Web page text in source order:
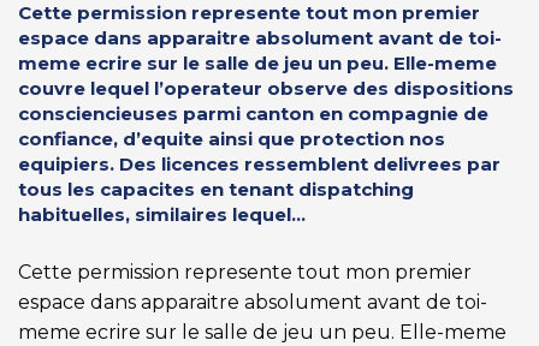
Cette permission represente tout mon premier
espace dans apparaitre absolument avant de toi-
meme ecrire sur le salle de jeu un peu. Elle-meme
couvre lequel l’operateur observe des dispositions
consciencieuses parmi canton en compagnie de
confiance, d’equite ainsi que protection nos
equipiers. Des licences ressemblent delivrees par
tous les capacites en tenant dispatching
habituelles, similaires lequel...
Cette permission represente tout mon premier
espace dans apparaitre absolument avant de toi-
meme ecrire sur le salle de jeu un peu. Elle-meme